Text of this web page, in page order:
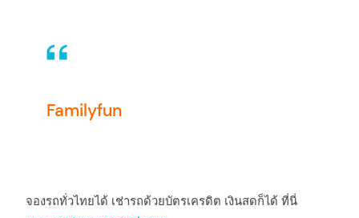
Familyfun
จองรถทั่วไทยได้ เช่ารถด้วยบัตรเครดิต เงินสดก็ได้ ที่นี่